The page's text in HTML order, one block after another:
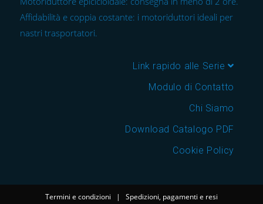
Affidabilità e coppia costante: i motoriduttori ideali per
nastri trasportatori.
Link rapido alle Serie
Modulo di Contatto
Chi Siamo
Download Catalogo PDF
Cookie Policy
Termini e condizioni | Spedizioni, pagamenti e resi